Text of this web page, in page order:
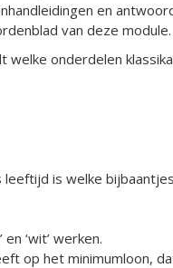
en
van deze module.
onderdelen
leeftijd is welke
‘wit’ werken.
op het minimumloon,